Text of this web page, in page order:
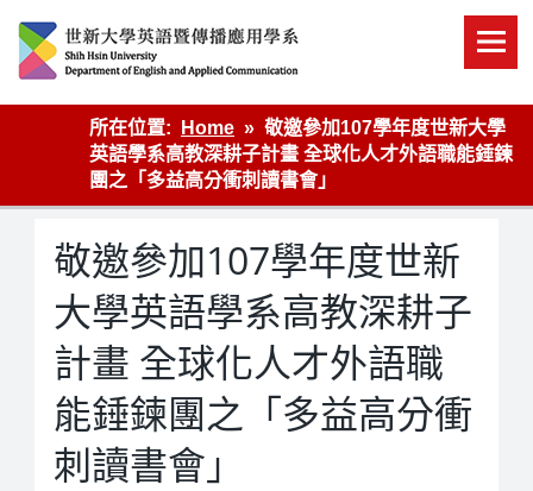
content
英語傳播
所在位置:
Home
敬邀參加107學年度世新大學
英語學系高教深耕子計畫 全球化人才外語職能錘鍊
團之「多益高分衝刺讀書會」
敬邀參加107學年度世新
大學英語學系高教深耕子
計畫 全球化人才外語職
能錘鍊團之「多益高分衝
刺讀書會」